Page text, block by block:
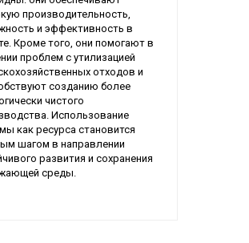
производительность,
и эффективность в
Кроме того, они помогают в
проблем с утилизацией
отходов и
созданию более
чистого
Использование
как ресурса становится
шагом в направлении
развития и сохранения
среды.